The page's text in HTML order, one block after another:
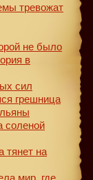
тревожат
не было
в
сил
грешница
соленой
тянет на
мир, где